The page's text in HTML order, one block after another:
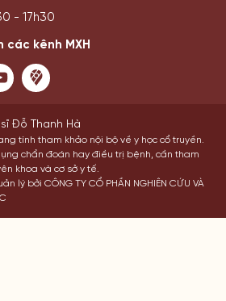
- 17h30
kênh MXH
Đỗ Thanh Hà
tính tham khảo nội bộ về y học cổ truyền.
chẩn đoán hay điều trị bệnh, cần tham
khoa và cơ sở y tế.
lý bởi CÔNG TY CỔ PHẦN NGHIÊN CỨU VÀ